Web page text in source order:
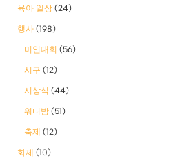
육아 일상 (24)
행사 (198)
미인대회 (56)
시구 (12)
시상식 (44)
워터밤 (51)
축제 (12)
화제 (10)